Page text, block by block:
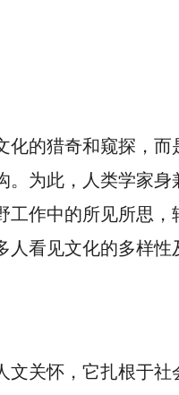
化的猎奇和窥探，
。为此，人类学家
工作中的所见所思
人看见文化的多样
文关怀，它扎根于